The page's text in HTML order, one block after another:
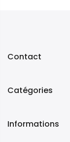
Contact
Catégories
Informations